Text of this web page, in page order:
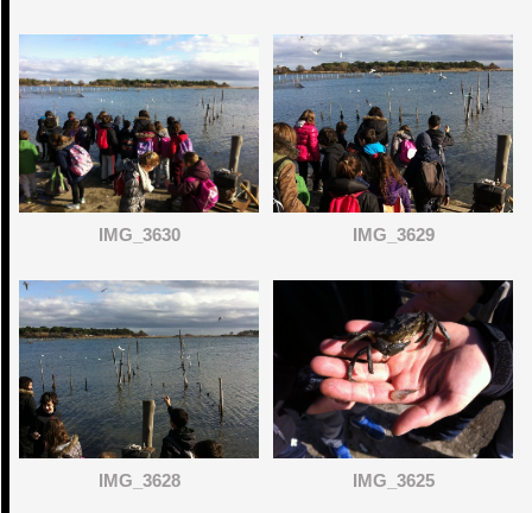
IMG_3630 IMG_3629
IMG_3628 IMG_3625